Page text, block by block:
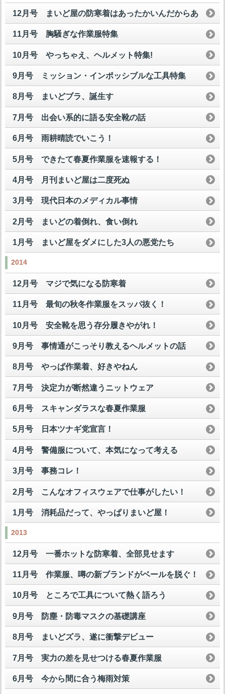
12月号 まいど屋の防寒着はあったかいんだからあ
11月号 胸騒ぎな作業服特集
10月号 やっちゃえ、ヘルメット特集!
9月号 ミッション・インポッシブルな工具特集
8月号 まいどブラ、誕生す
7月号 出会い系的に語る安全靴の話
6月号 雨耕晴読でいこう！
5月号 できたて春夏作業服を速報する！
4月号 月刊まいど屋は二度死ぬ
3月号 現代日本のメディカル事情
2月号 まいどの着倒れ、食い倒れ
1月号 まいど屋をダメにした3人の悪党たち
2014
12月号 マジで気になる防寒着
11月号 最旬の秋冬作業服をスッパ抜く！
10月号 安全靴を思う存分履きやがれ！
9月号 事情通がこっそり教えるヘルメットの話
8月号 やっぱ作業着、好きやねん
7月号 決定力が断然違うニットウェア
6月号 スキャンダラスな春夏作業服
5月号 日本ツナギ党宣言！
4月号 警備服について、本気になって考える
3月号 事務コレ！
2月号 こんなオフィスウェアで仕事がしたい！
1月号 消耗品だって、やっぱりまいど屋！
2013
12月号 一番ホットな防寒着、全部見せます
11月号 作業服、噂の新ブランドがベールを脱ぐ！
10月号 ところで工具について熱く語ろう
9月号 防塵・防毒マスクの基礎講座
8月号 まいどズラ、遂に衝撃デビュー
7月号 実力の差を見せつける春夏作業服
6月号 今から間に合う梅雨対策